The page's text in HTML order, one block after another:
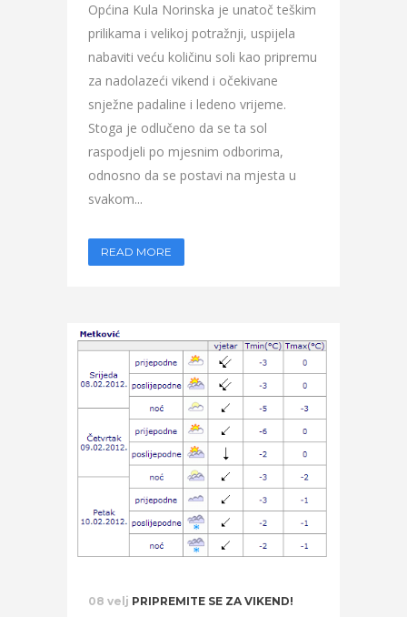
Općina Kula Norinska je unatoč teškim
prilikama i velikoj potražnji, uspijela
nabaviti veću količinu soli kao pripremu
za nadolazeći vikend i očekivane
snježne padaline i ledeno vrijeme.
Stoga je odlučeno da se ta sol
raspodjeli po mjesnim odborima,
odnosno da se postavi na mjesta u
svakom...
READ MORE
08 velj PRIPREMITE SE ZA VIKEND!